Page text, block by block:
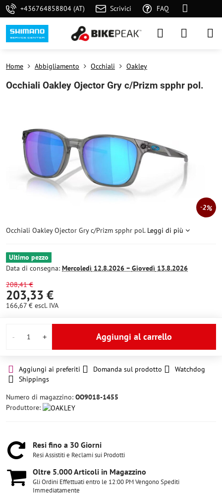
+436764858804 (AT) Scrivici FAQ
2%
Home Abbigliamento Occhiali Oakley
Occhiali Oakley Ojector Gry c/Prizm spphr pol.
Occhiali Oakley Ojector Gry c/Prizm spphr pol. Leggi di più
Ultimo pezzo
Data di consegna: Mercoledì 12.8.2026 − Giovedì 13.8.2026
208,41 €
203,33 €
166,67 € escl. IVA
Aggiungi al carrello
Aggiungi ai preferiti Domanda sul prodotto
Watchdog
Shippings
Numero di magazzino: OO9018-1455
Produttore:
Resi fino a 30 Giorni
Resi Assistiti e Reclami sui Prodotti
Oltre 5​.000 Articoli in Magazzino
Gli Ordini Effettuati entro le 12:00 PM Vengono Spediti
Immediatamente